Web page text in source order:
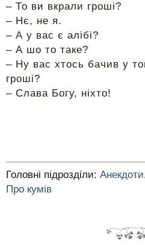
– То ви вкрали гроші?
– Нє, не я.
– А у вас є алібі?
– А шо то таке?
– Ну вас хтось бачив у
гроші?
– Слава Богу, ніхто!
Головні підрозділи: Анекдоти
Про кумів